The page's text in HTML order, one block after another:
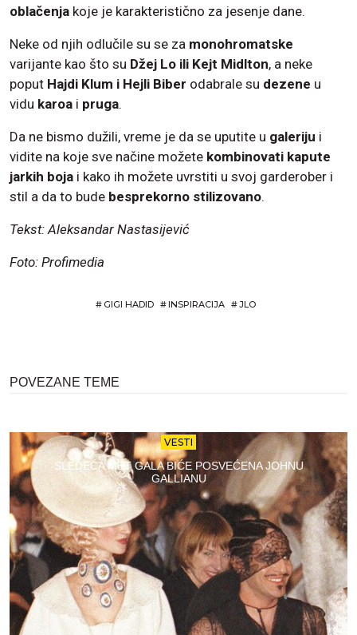
oblačenja koje je karakteristično za jesenje dane.
Neke od njih odlučile su se za monohromatske
varijante kao što su Džej Lo ili Kejt Midlton, a neke
poput Hajdi Klum i Hejli Biber odabrale su dezene u
vidu karoa i pruga.
Da ne bismo dužili, vreme je da se uputite u galeriju i
vidite na koje sve načine možete kombinovati kapute
jarkih boja i kako ih možete uvrstiti u svoj garderober i
stil a da to bude besprekorno stilizovano.
Tekst: Aleksandar Nastasijević
Foto: Profimedia
# GIGI HADID #INSPIRACIJA #JLO
POVEZANE TEME
VESTI
SLEDEĆA MET GALA BIĆE POSVEĆENA JOHNU
GALLIANU